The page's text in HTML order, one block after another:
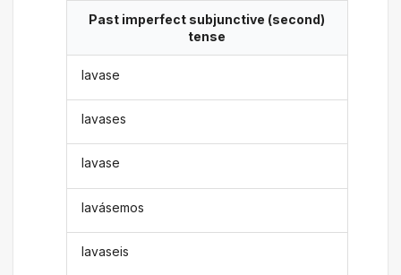
Past imperfect subjunctive (second)
tense
lavase
lavases
lavase
lavásemos
lavaseis